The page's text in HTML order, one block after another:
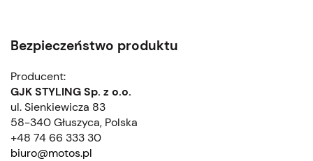
Bezpieczeństwo produktu
Producent:
GJK STYLING Sp. z o.o.
ul. Sienkiewicza 83
58-340 Głuszyca, Polska
+48 74 66 333 30
biuro@motos.pl